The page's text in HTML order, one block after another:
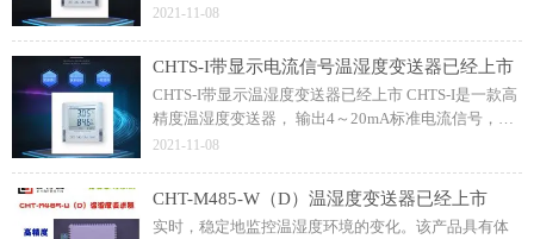
均功耗不足0.02W，功耗不到同类产品的十分之一。使
性能。
2021-11-08
CHTS-I带显示电流信号温湿度变送器已经上市
CHTS-I带显示温湿度变送器已经上市 CHTS-I是一款高
精度温湿度变送器， 输出4～20mA标准电流信号，温
湿度一体。使用瑞士进口二代传感器探头，保证了产
2021-11-08
CHT-M485-W（D）温湿度变送器已经上市
实时，稳定地监控温湿度环境的变化。该产品具有体